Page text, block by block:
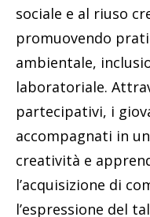
sociale e al riuso
promuovendo
ambientale,
laboratoriale.
partecipativi, i
accompagnati in
creatività e
l’acquisizione di
l’espressione del